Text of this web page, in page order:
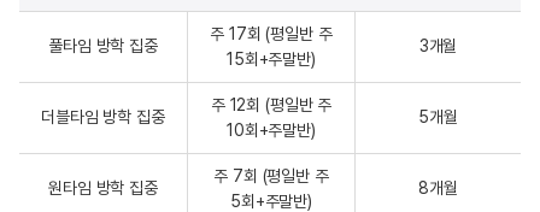
풀타임 방학 집중
주 17회 (평일반 주
15회+주말반)
3개월
더블타임 방학 집중
주 12회 (평일반 주
10회+주말반)
5개월
원타임 방학 집중
주 7회 (평일반 주
5회+주말반)
8개월